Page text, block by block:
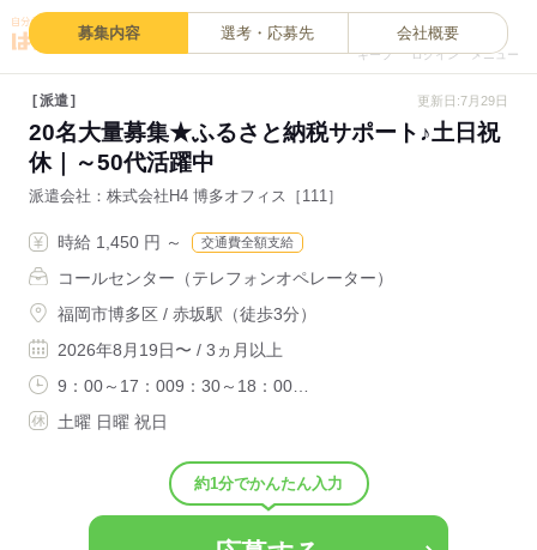
キープ ログイン メニュー
募集内容 選考・応募先 会社概要
派遣 更新日:7月29日
20名大量募集★ふるさと納税サポート♪土日祝
休｜～50代活躍中
派遣会社 株式会社H4 博多オフィス［111］
時給 1,450 円 ～ 交通費全額支給
コールセンター（テレフォンオペレーター）
福岡市博多区 / 赤坂駅（徒歩3分）
2026年8月19日〜 / 3ヵ月以上
9：00～17：009：30～18：00…
土曜 日曜 祝日
約1分でかんたん入力